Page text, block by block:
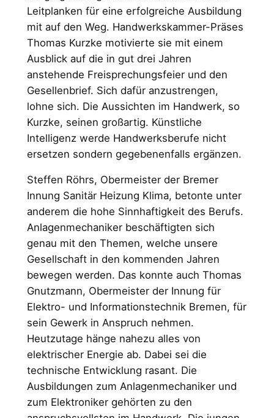
Leitplanken für eine erfolgreiche Ausbildung
mit auf den Weg. Handwerkskammer-Präses
Thomas Kurzke motivierte sie mit einem
Ausblick auf die in gut drei Jahren
anstehende Freisprechungsfeier und den
Gesellenbrief. Sich dafür anzustrengen,
lohne sich. Die Aussichten im Handwerk, so
Kurzke, seinen großartig. Künstliche
Intelligenz werde Handwerksberufe nicht
ersetzen sondern gegebenenfalls ergänzen.
Steffen Röhrs, Obermeister der Bremer
Innung Sanitär Heizung Klima, betonte unter
anderem die hohe Sinnhaftigkeit des Berufs.
Anlagenmechaniker beschäftigten sich
genau mit den Themen, welche unsere
Gesellschaft in den kommenden Jahren
bewegen werden. Das konnte auch Thomas
Gnutzmann, Obermeister der Innung für
Elektro- und Informationstechnik Bremen, für
sein Gewerk in Anspruch nehmen.
Heutzutage hänge nahezu alles von
elektrischer Energie ab. Dabei sei die
technische Entwicklung rasant. Die
Ausbildungen zum Anlagenmechaniker und
zum Elektroniker gehörten zu den